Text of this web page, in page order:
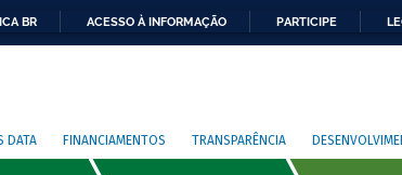
BR ACESSO À INFORMAÇÃO PARTICIPE
DATA FINANCIAMENTOS TRANSPARÊNCIA